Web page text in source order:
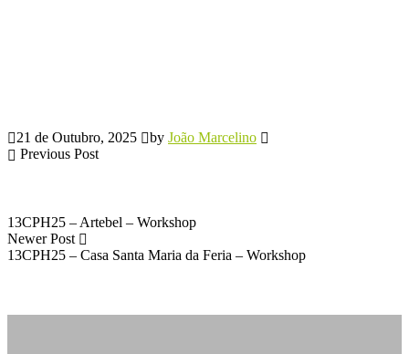
21 de Outubro, 2025 by João Marcelino
Previous Post
13CPH25 – Artebel – Workshop
Newer Post
13CPH25 – Casa Santa Maria da Feria – Workshop